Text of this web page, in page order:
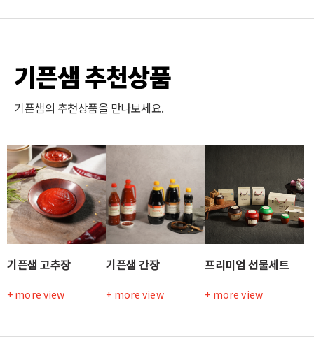
기픈샘 추천상품
기픈샘의 추천상품을 만나보세요.
기픈샘 고추장
+ more view
기픈샘 간장
+ more view
프리미엄 선물세트
+ more view